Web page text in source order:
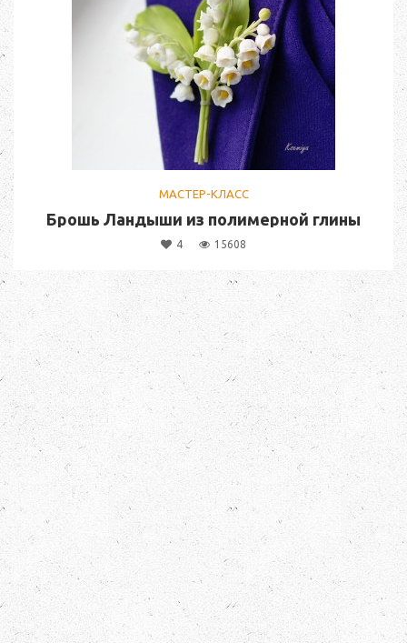
МАСТЕР-КЛАСС
Брошь Ландыши из полимерной глины
4 15608